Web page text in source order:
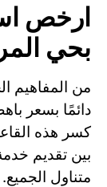
ارخص
بحي
من المفاهيم
دائمًا بسعر
كسر هذه
بين تقديم
متناول